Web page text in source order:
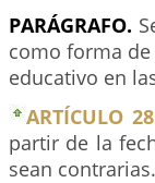
PARÁGRAFO.
como forma
educativo en
ARTÍCULO
partir de la
sean contrarias.